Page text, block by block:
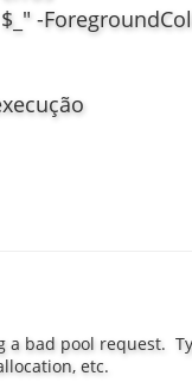
-
bad pool request.
etc.